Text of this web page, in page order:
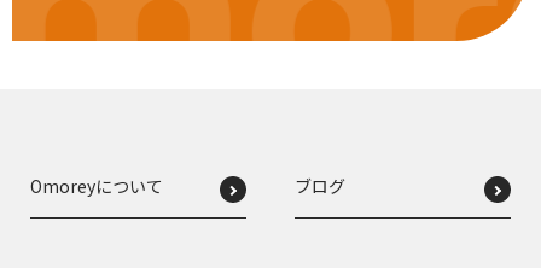
Omoreyについて ブログ